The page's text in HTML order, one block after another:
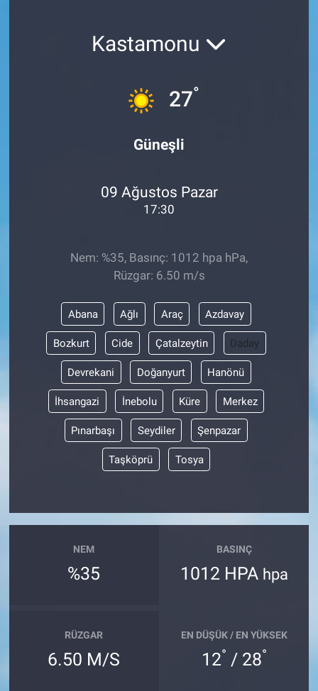
Kastamonu
27°
Güneşli
09 Ağustos Pazar
17:30
Nem: %35, Basınç: 1012 hpa hPa,
Rüzgar: 6.50 m/s
Abana Ağlı Araç Azdavay
Bozkurt Cide Çatalzeytin Daday
Devrekani Doğanyurt Hanönü
İhsangazi İnebolu Küre Merkez
Pınarbaşı Seydiler Şenpazar
Taşköprü Tosya
NEM
%35
BASINÇ
1012 HPA hpa
RÜZGAR
6.50 M/S
EN DÜŞÜK / EN YÜKSEK
12° / 28°